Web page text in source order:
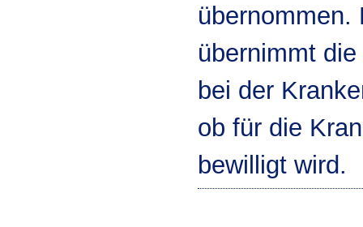
übernommen.
übernimmt
bei der
ob für die
bewilligt wird.